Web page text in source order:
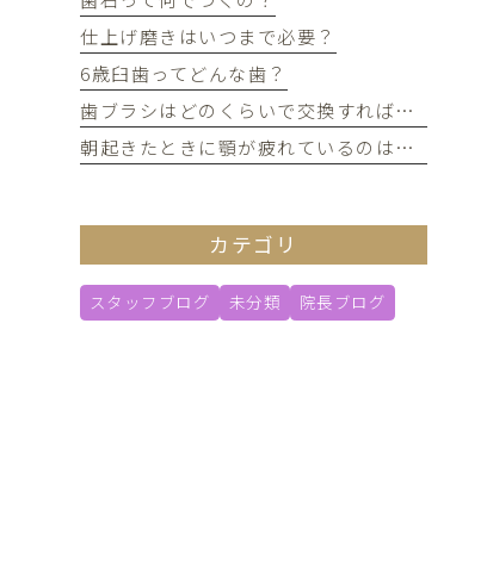
仕上げ磨きはいつまで必要？
6歳臼歯ってどんな歯？
歯ブラシはどのくらいで交換すればいい？
朝起きたときに顎が疲れているのは歯ぎしりが原因？
カテゴリ
スタッフブログ 未分類 院長ブログ